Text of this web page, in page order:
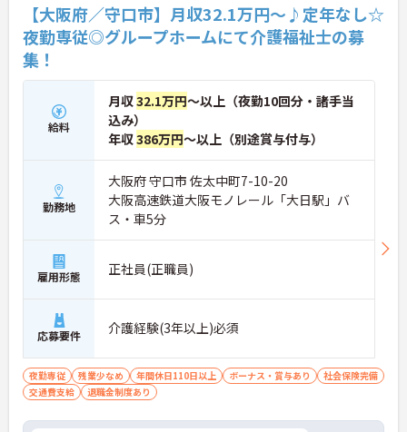
【大阪府／守口市】月収32.1万円～♪定年なし☆
夜勤専従◎グループホームにて介護福祉士の募
集！
給料
月収32.1万円～以上（夜勤10回分・諸手当
込み）
年収386万円～以上（別途賞与付与）
勤務地
大阪府 守口市 佐太中町7-10-20
大阪高速鉄道大阪モノレール「大日駅」バ
ス・車5分
雇用形態 正社員(正職員)
応募要件 介護経験(3年以上)必須
夜勤専従 残業少なめ 年間休日110日以上 ボーナス・賞与あり
社会保険完備
交通費支給
退職金制度あり